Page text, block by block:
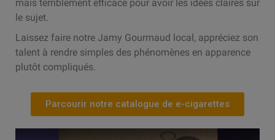
mais terriblement efficace pour avoir les idées claires sur
le sujet.
Laissez faire notre Jamy Gourmaud local, appréciez son
talent à rendre simples des phénomènes en apparence
plutôt compliqués.
Parcourir notre catalogue de e-cigarettes